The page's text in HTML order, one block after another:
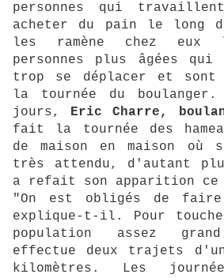
personnes qui
acheter du pain le long
les ramène chez
personnes plus âgées qui
trop se déplacer et sont
la tournée du boulanger.
jours, Eric Charre,
fait la tournée des
de maison en maison où
très attendu, d'autant
a refait son apparition
"On est obligés de faire
explique-t-il. Pour
population assez
effectue deux trajets
kilomètres. Les